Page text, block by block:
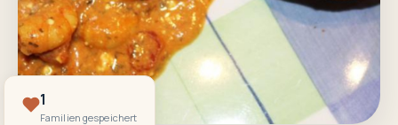
1
Familien gespeichert